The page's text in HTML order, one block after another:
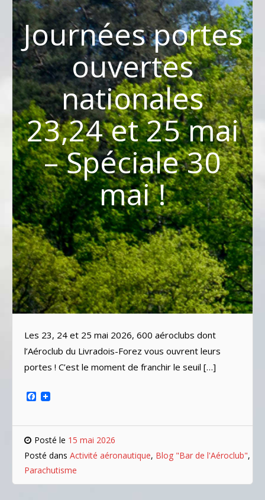
Journées portes
ouvertes
nationales
23,24 et 25 mai
– Spéciale 30
mai !
Les 23, 24 et 25 mai 2026, 600 aéroclubs dont
l’Aéroclub du Livradois-Forez vous ouvrent leurs
portes ! C’est le moment de franchir le seuil […]
Facebook
Posté le 15 mai 2026
Posté dans Activité aéronautique, Blog "Bar de l'Aéroclub",
Parachutisme